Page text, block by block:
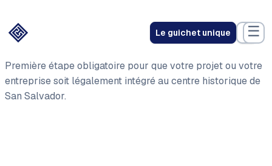
Le guichet unique ☰
Première étape obligatoire pour que votre projet ou votre
entreprise soit légalement intégré au centre historique de
San Salvador.